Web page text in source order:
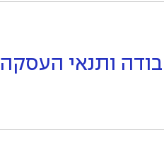
ותנאי העסקה